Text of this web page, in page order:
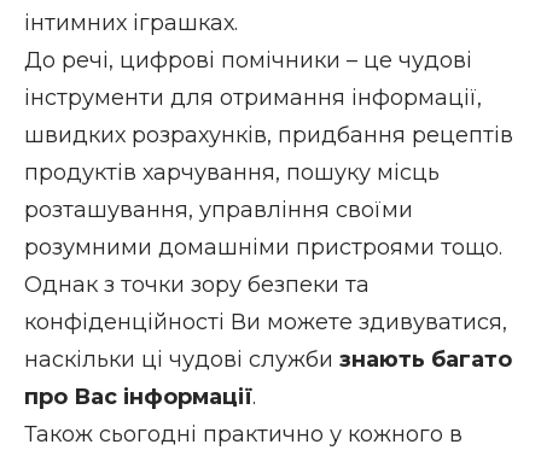
інтимних іграшках.
До речі, цифрові помічники – це чудові
інструменти для отримання інформації,
швидких розрахунків, придбання рецептів
продуктів харчування, пошуку місць
розташування, управління своїми
розумними домашніми пристроями тощо.
Однак з точки зору безпеки та
конфіденційності Ви можете здивуватися,
наскільки ці чудові служби знають багато
про Вас інформації.
Також сьогодні практично у кожного в